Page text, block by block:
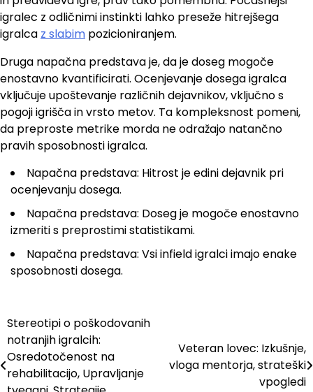
igralec z odličnimi instinkti lahko preseže hitrejšega
igralca z slabim pozicioniranjem.
Druga napačna predstava je, da je doseg mogoče
enostavno kvantificirati. Ocenjevanje dosega igralca
vključuje upoštevanje različnih dejavnikov, vključno s
pogoji igrišča in vrsto metov. Ta kompleksnost pomeni,
da preproste metrike morda ne odražajo natančno
pravih sposobnosti igralca.
Napačna predstava: Hitrost je edini dejavnik pri
ocenjevanju dosega.
Napačna predstava: Doseg je mogoče enostavno
izmeriti s preprostimi statistikami.
Napačna predstava: Vsi infield igralci imajo enake
sposobnosti dosega.
Post
navigation
Stereotipi o poškodovanih
notranjih igralcih:
Osredotočenost na
rehabilitacijo, Upravljanje
Veteran lovec: Izkušnje,
vloga mentorja, strateški
vpogledi